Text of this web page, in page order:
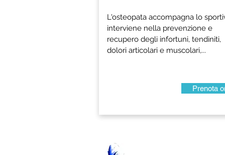
L'osteopata accompagna lo
interviene nella prevenzione e
recupero degli infortuni, tendiniti,
dolori articolari e muscolari,...
Prenota
L'osteopata accompagna lo
interviene nella prevenzione e
recupero degli infortuni, tendiniti,
dolori articolari e muscolari,...
Prenota